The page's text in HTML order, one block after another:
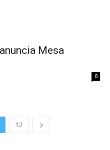
Mesa
0
12